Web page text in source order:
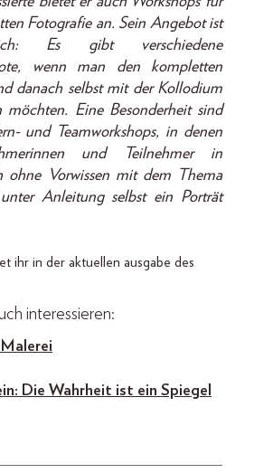
Fotografie an. Sein Angebot ist
Es gibt verschiedene
wenn man den kompletten
danach selbst mit der Kollodium
möchten. Eine Besonderheit sind
und Teamworkshops, in denen
und Teilnehmer in
ohne Vorwissen mit dem Thema
Anleitung selbst ein Porträt
ihr in der aktuellen ausgabe des
interessieren:
Die Wahrheit ist ein Spiegel